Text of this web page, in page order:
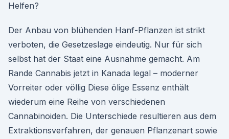
Helfen?
Der Anbau von blühenden Hanf-Pflanzen ist strikt
verboten, die Gesetzeslage eindeutig. Nur für sich
selbst hat der Staat eine Ausnahme gemacht. Am
Rande Cannabis jetzt in Kanada legal – moderner
Vorreiter oder völlig Diese ölige Essenz enthält
wiederum eine Reihe von verschiedenen
Cannabinoiden. Die Unterschiede resultieren aus dem
Extraktionsverfahren, der genauen Pflanzenart sowie